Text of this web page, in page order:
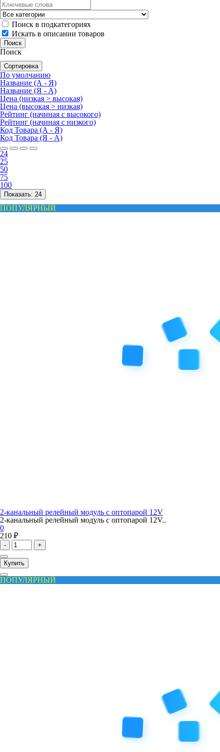
Поиск в подкатегориях
Искать в описании товаров
Поиск
Сортировка
По умолчанию
Название (А - Я)
Название (Я - А)
Цена (низкая > высокая)
Цена (высокая > низкая)
Рейтинг (начиная с высокого)
Рейтинг (начиная с низкого)
Код Товара (А - Я)
Код Товара (Я - А)
24
25
50
75
100
Показать: 24
ПОПУЛЯРНЫЙ
2-канальный релейный модуль с оптопарой 12V
2-канальный релейный модуль с оптопарой 12V..
0
210 ₽
- +
Купить
ПОПУЛЯРНЫЙ